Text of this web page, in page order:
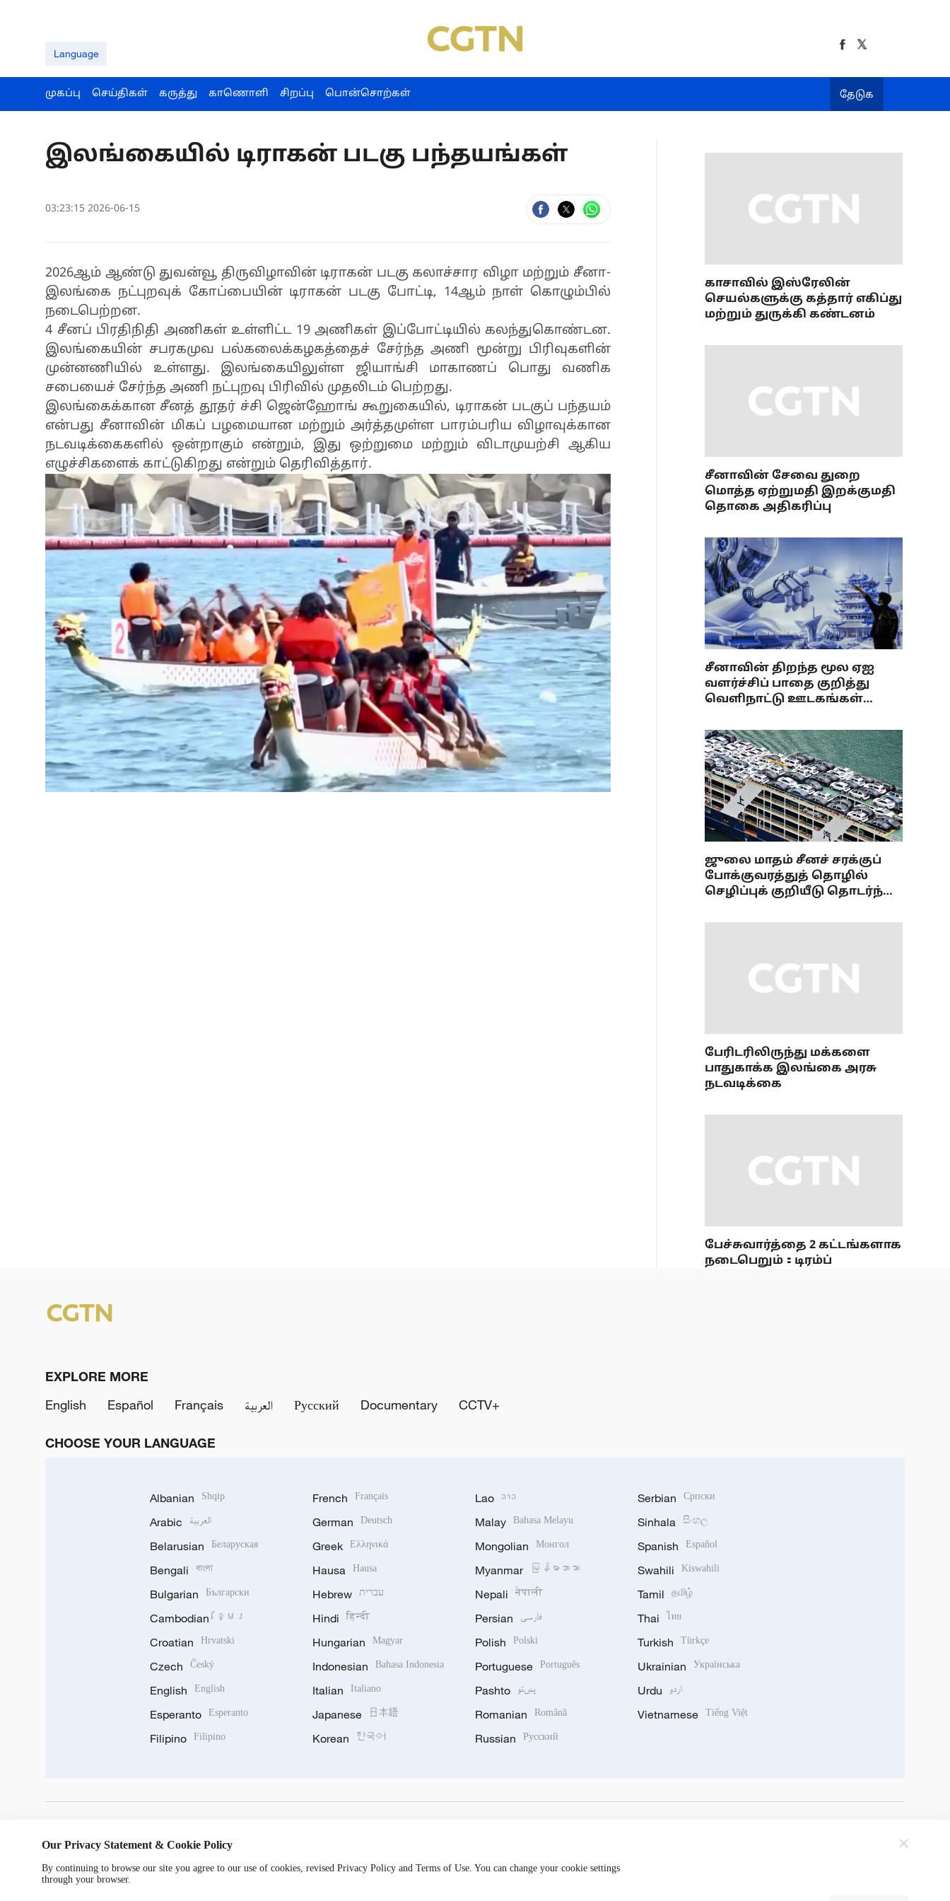
Language
முகப்பு செய்திகள் கருத்து காணொளி சிறப்பு பொன்சொற்கள் தேடுக
இலங்கையில் டிராகன் படகு பந்தயங்கள்
03:23:15 2026-06-15
2026ஆம் ஆண்டு துவன்வூ திருவிழாவின் டிராகன் படகு கலாச்சார விழா மற்றும் சீனா-
இலங்கை நட்புறவுக் கோப்பையின் டிராகன் படகு போட்டி, 14ஆம் நாள் கொழும்பில்
நடைபெற்றன.
4 சீனப் பிரதிநிதி அணிகள் உள்ளிட்ட 19 அணிகள் இப்போட்டியில் கலந்துகொண்டன.
இலங்கையின் சபரகமுவ பல்கலைக்கழகத்தைச் சேர்ந்த அணி மூன்று பிரிவுகளின்
முன்னணியில் உள்ளது. இலங்கையிலுள்ள ஜியாங்சி மாகாணப் பொது வணிக
சபையைச் சேர்ந்த அணி நட்புறவு பிரிவில் முதலிடம் பெற்றது.
இலங்கைக்கான சீனத் தூதர் ச்சி ஜென்ஹோங் கூறுகையில், டிராகன் படகுப் பந்தயம்
என்பது சீனாவின் மிகப் பழமையான மற்றும் அர்த்தமுள்ள பாரம்பரிய விழாவுக்கான
நடவடிக்கைகளில் ஒன்றாகும் என்றும், இது ஒற்றுமை மற்றும் விடாமுயற்சி ஆகிய
எழுச்சிகளைக் காட்டுகிறது என்றும் தெரிவித்தார்.
காசாவில் இஸ்ரேலின்
செயல்களுக்கு கத்தார் எகிப்து
மற்றும் துருக்கி கண்டனம்
சீனாவின் சேவை துறை
மொத்த ஏற்றுமதி இறக்குமதி
தொகை அதிகரிப்பு
சீனாவின் திறந்த மூல ஏஐ
வளர்ச்சிப் பாதை குறித்து
வெளிநாட்டு ஊடகங்கள்
ஜுலை மாதம் சீனச் சரக்குப்
போக்குவரத்துத் தொழில்
செழிப்புக் குறியீடு தொடர்ந்து
பேரிடரிலிருந்து மக்களை
பாதுகாக்க இலங்கை அரசு
நடவடிக்கை
பேச்சுவார்த்தை 2 கட்டங்களாக
நடைபெறும்：டிரம்ப்
EXPLORE MORE
English
Español Français العربية Русский Documentary CCTV+
CHOOSE YOUR LANGUAGE
Albanian Shqip
Arabic العربية
Belarusian Беларуская
Bengali বাংলা
Bulgarian Български
Cambodian ខ្មែរ
Croatian Hrvatski
Czech Český
English English
Esperanto Esperanto
Filipino Filipino
French Français
German Deutsch
Greek Ελληνικά
Hausa Hausa
Hebrew עברית
Hindi हिन्दी
Hungarian Magyar
Indonesian Bahasa Indonesia
Italian Italiano
Japanese 日本語
Korean 한국어
Lao ລາວ
Malay Bahasa Melayu
Mongolian Монгол
Myanmar မြန်မာဘာသာ
Nepali नेपाली
Persian فارسی
Polish Polski
Portuguese Português
Pashto پښتو
Romanian Română
Russian Русский
Serbian Српски
Sinhala සිංහල
Spanish Español
Swahili Kiswahili
Tamil தமிழ்
Thai ไทย
Turkish Türkçe
Ukrainian Українська
Urdu اردو
Vietnamese Tiếng Việt
Our Privacy Statement & Cookie Policy
By continuing to browse our site you agree to our use of cookies, revised Privacy Policy and Terms of Use. You can change your cookie settings
through your browser.